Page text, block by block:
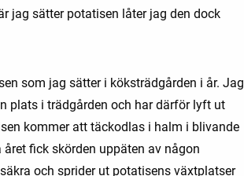
jag sätter potatisen låter jag den dock
som jag sätter i köksträdgården i år. Jag
plats i trädgården och har därför lyft ut
kommer att täckodlas i halm i blivande
fick skörden uppäten av någon
och sprider ut potatisens växtplatser